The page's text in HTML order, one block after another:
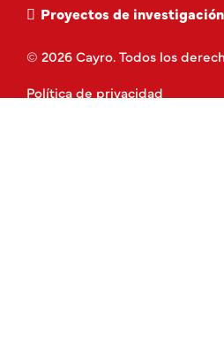
Proyectos de
© 2026 Cayro. Todos los
Política de privacidad